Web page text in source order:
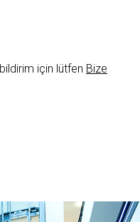
için lütfen Bize